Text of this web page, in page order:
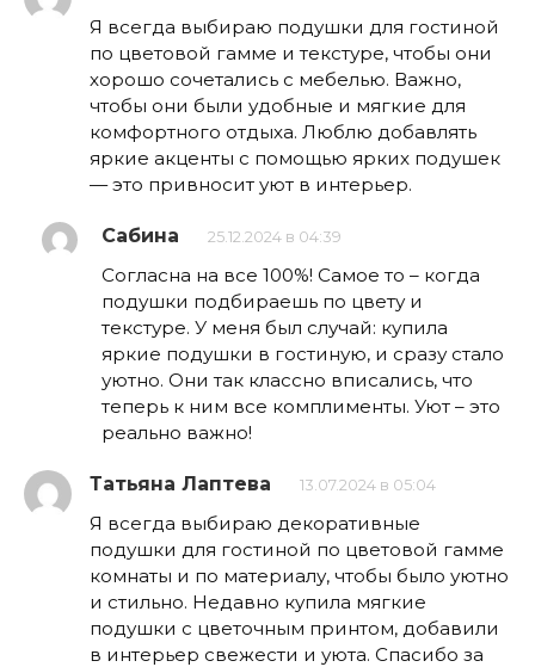
Я всегда выбираю подушки для гостиной
по цветовой гамме и текстуре, чтобы они
хорошо сочетались с мебелью. Важно,
чтобы они были удобные и мягкие для
комфортного отдыха. Люблю добавлять
яркие акценты с помощью ярких подушек
— это привносит уют в интерьер.
Сабина 25.12.2024 в 04:39
Согласна на все 100%! Самое то – когда
подушки подбираешь по цвету и
текстуре. У меня был случай: купила
яркие подушки в гостиную, и сразу стало
уютно. Они так классно вписались, что
теперь к ним все комплименты. Уют – это
реально важно!
Татьяна Лаптева 13.07.2024 в 05:04
Я всегда выбираю декоративные
подушки для гостиной по цветовой гамме
комнаты и по материалу, чтобы было уютно
и стильно. Недавно купила мягкие
подушки с цветочным принтом, добавили
в интерьер свежести и уюта. Спасибо за